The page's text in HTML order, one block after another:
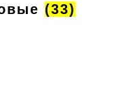
(33)